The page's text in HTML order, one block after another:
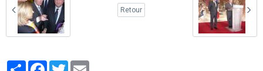
Retour
PartagerFacebook
Twitter